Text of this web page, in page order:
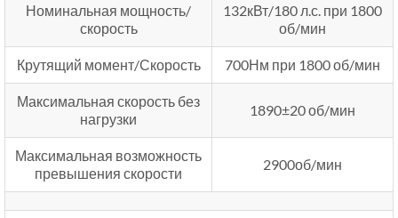
Номинальная мощность/
скорость
132кВт/180 л.с. при 1800
об/мин
Крутящий момент/Скорость 700Нм при 1800 об/мин
Максимальная скорость без
нагрузки
1890±20 об/мин
Максимальная возможность
превышения скорости
2900об/мин